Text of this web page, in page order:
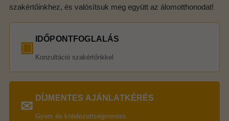
szakértőinkhez, és valósítsuk meg együtt az álomotthonodat!
▣ IDŐPONTFOGLALÁS
Konzultáció szakértőnkkel
✉ DÍJMENTES AJÁNLATKÉRÉS
Gyors és kötelezettségmentes